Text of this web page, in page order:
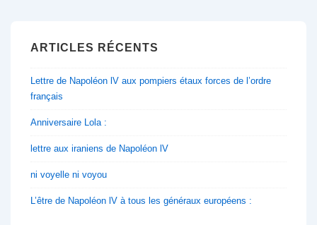
ARTICLES RÉCENTS
Lettre de Napoléon lV aux pompiers étaux forces de l’ordre
français
Anniversaire Lola :
lettre aux iraniens de Napoléon lV
ni voyelle ni voyou
L’être de Napoléon lV à tous les généraux européens :